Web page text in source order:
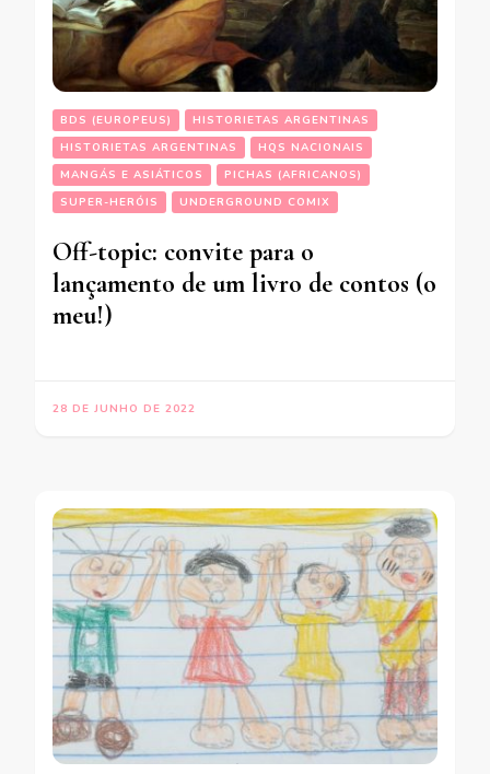
BDS (EUROPEUS)
HISTORIETAS ARGENTINAS
HISTORIETAS ARGENTINAS
HQS NACIONAIS
MANGÁS E ASIÁTICOS
PICHAS (AFRICANOS)
SUPER-HERÓIS
UNDERGROUND COMIX
Off-topic: convite para o
lançamento de um livro de contos (o
meu!)
28 DE JUNHO DE 2022